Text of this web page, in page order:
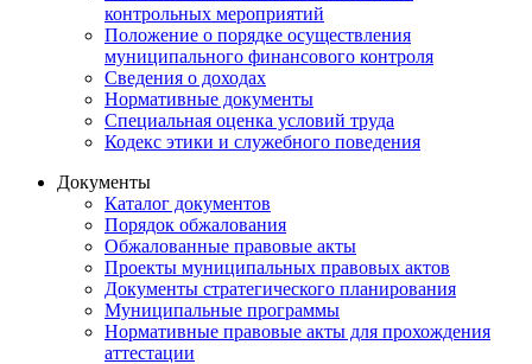
контрольных мероприятий
Положение о порядке осуществления
муниципального финансового контроля
Сведения о доходах
Нормативные документы
Специальная оценка условий труда
Кодекс этики и служебного поведения
Документы
Каталог документов
Порядок обжалования
Обжалованные правовые акты
Проекты муниципальных правовых актов
Документы стратегического планирования
Муниципальные программы
Нормативные правовые акты для прохождения
аттестации